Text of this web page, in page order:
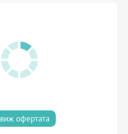
виж офертата